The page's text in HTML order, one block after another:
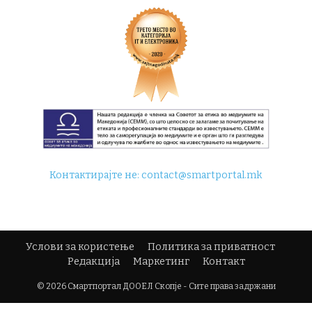
Контактирајте не:contact@smartportal.mk
Услови за користење
Политика за приватност
Редакција
Маркетинг Контакт
© 2026 Смартпортал ДООЕЛ Скопје - Сите права задржани